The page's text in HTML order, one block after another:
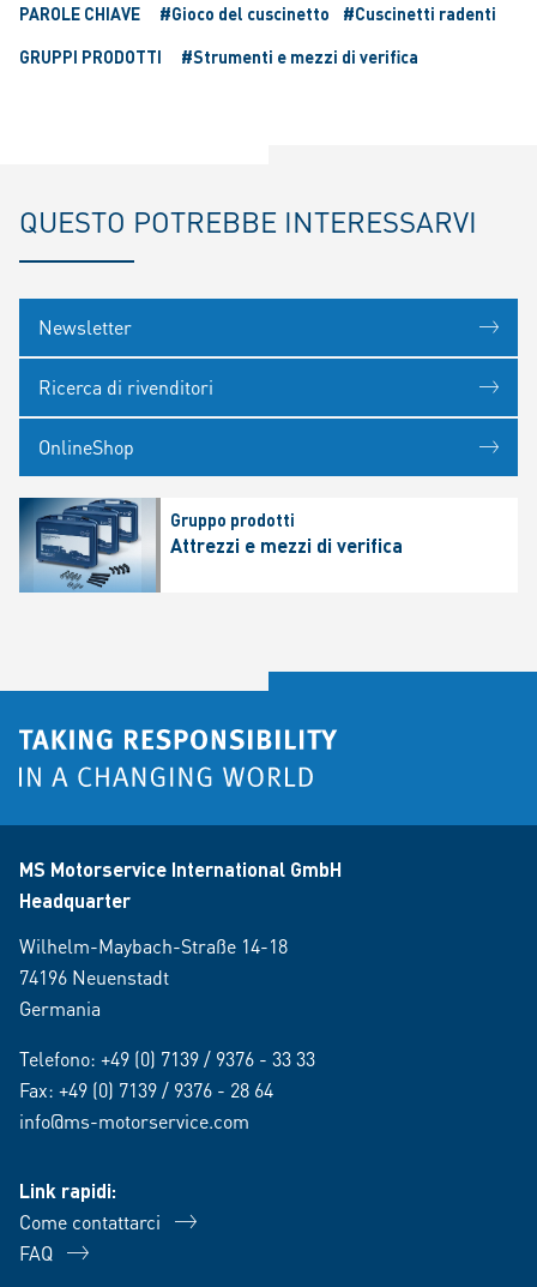
PAROLE CHIAVE #Gioco del cuscinetto
#Cuscinetti radenti
GRUPPI PRODOTTI
#Strumenti e mezzi di verifica
QUESTO POTREBBE INTERESSARVI
Newsletter
Ricerca di rivenditori
OnlineShop
Gruppo prodotti
Attrezzi e mezzi di verifica
MS Motorservice International GmbH
Headquarter
Wilhelm-Maybach-Straße 14-18
74196 Neuenstadt
Germania
Telefono: +49 (0) 7139 / 9376 - 33 33
Fax: +49 (0) 7139 / 9376 - 28 64
info@ms-motorservice.com
Link rapidi:
Come contattarci
FAQ